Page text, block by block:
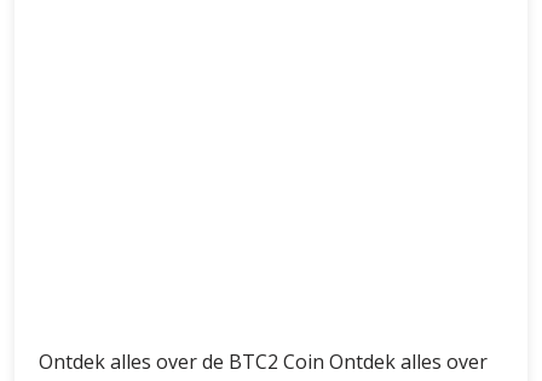
Ontdek alles over de BTC2 Coin Ontdek alles over